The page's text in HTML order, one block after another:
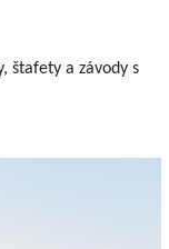
štafety a závody s